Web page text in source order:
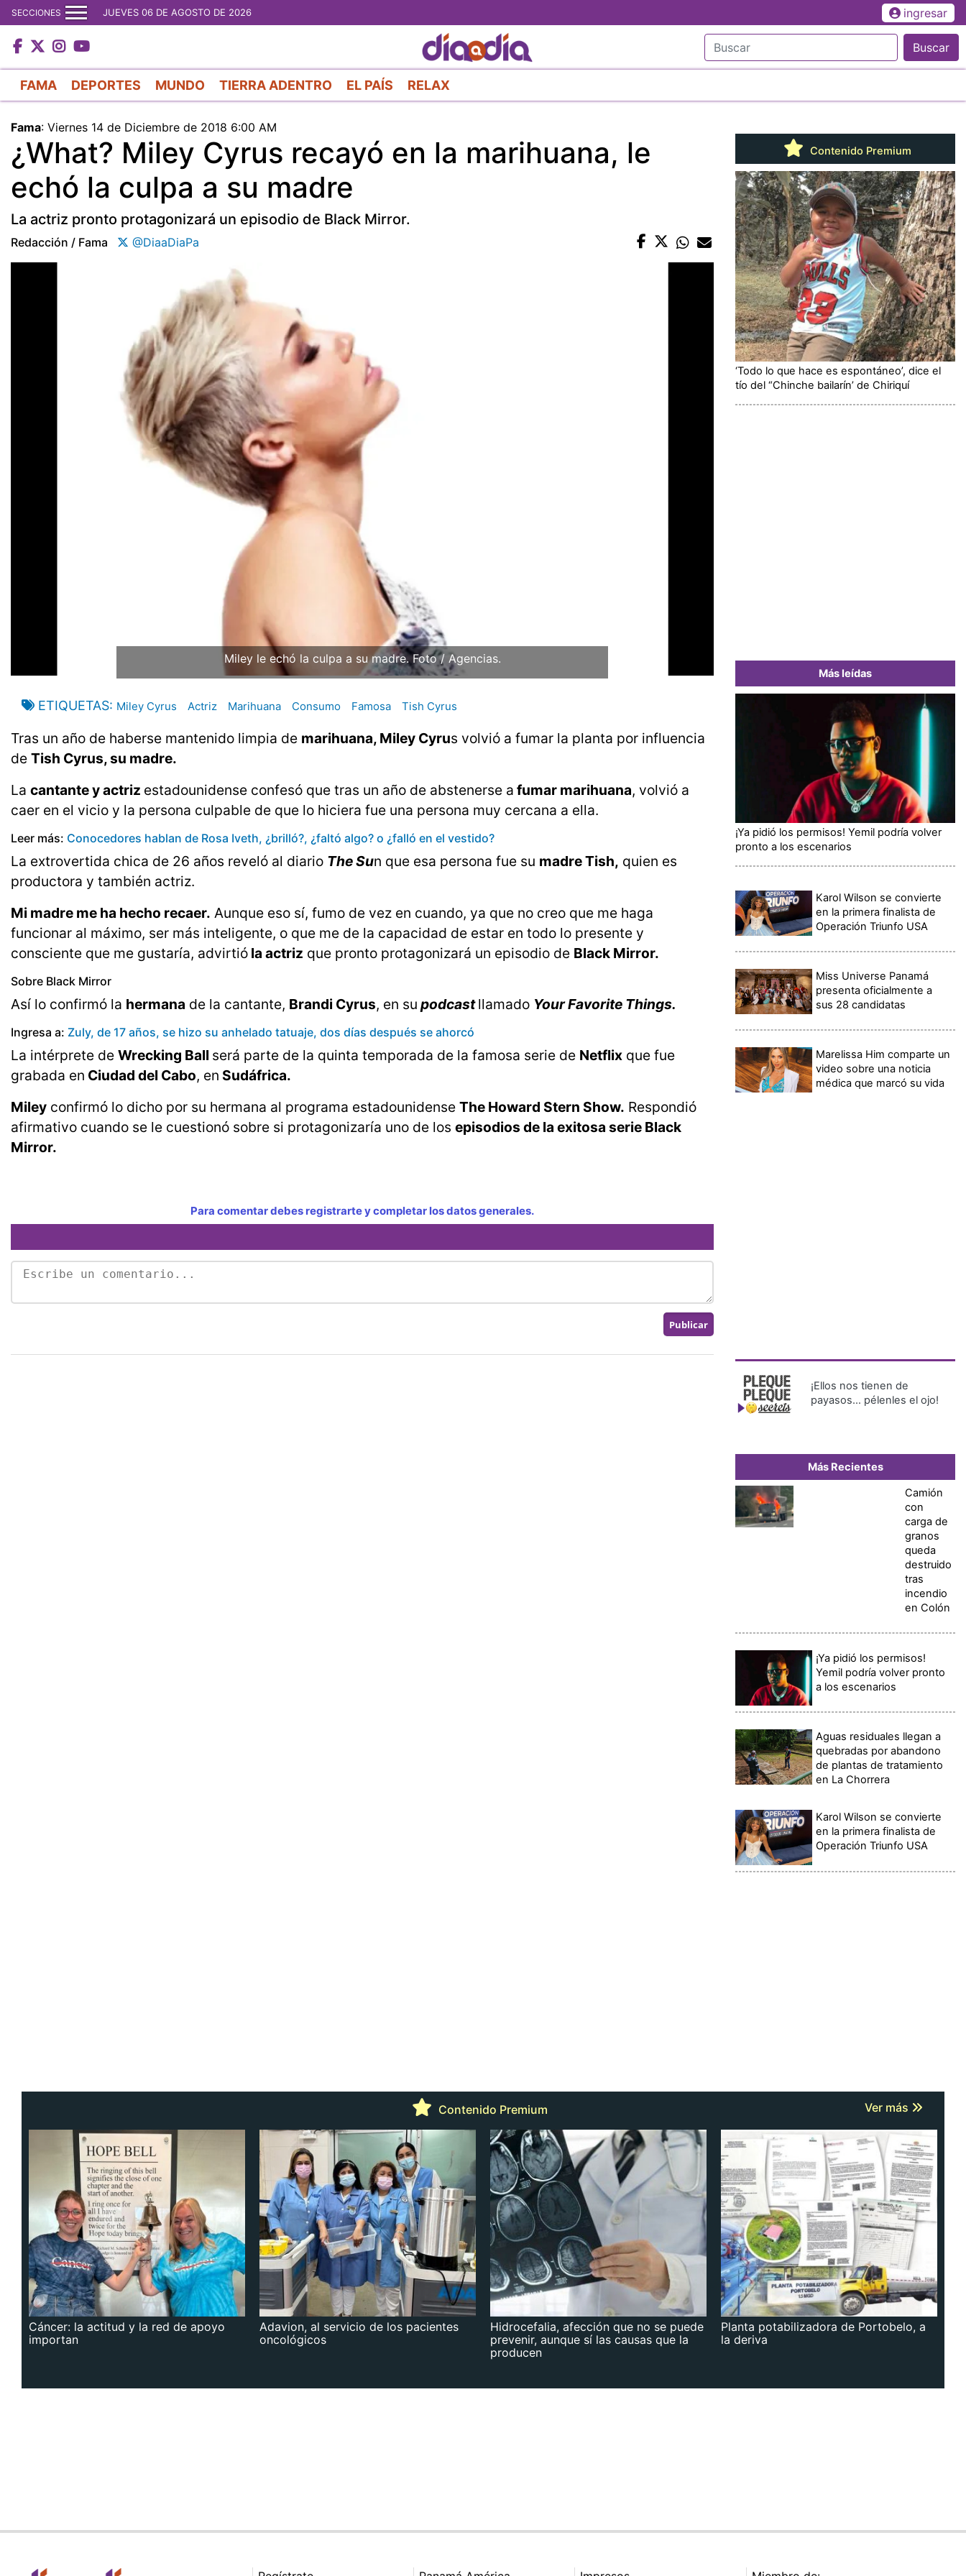
al
contenido
principal
SECCIONES JUEVES 06 DE AGOSTO DE 2026 ingresar
Buscar
FAMA DEPORTES MUNDO TIERRA ADENTRO EL PAÍS RELAX
Fama: Viernes 14 de Diciembre de 2018 6:00 AM
¿What? Miley Cyrus recayó en la marihuana, le
echó la culpa a su madre
La actriz pronto protagonizará un episodio de Black Mirror.
Redacción / Fama @DiaaDiaPa
Miley le echó la culpa a su madre. Foto / Agencias.
ETIQUETAS Miley Cyrus Actriz Marihuana Consumo Famosa Tish Cyrus
Tras un año de haberse mantenido limpia de marihuana, Miley Cyrus volvió a fumar la planta por influencia
de Tish Cyrus, su madre.
La cantante y actriz estadounidense confesó que tras un año de abstenerse a fumar marihuana, volvió a
caer en el vicio y la persona culpable de que lo hiciera fue una persona muy cercana a ella.
Leer más: Conocedores hablan de Rosa Iveth, ¿brilló?, ¿faltó algo? o ¿falló en el vestido?
La extrovertida chica de 26 años reveló al diario The Sun que esa persona fue su madre Tish, quien es
productora y también actriz.
Mi madre me ha hecho recaer. Aunque eso sí, fumo de vez en cuando, ya que no creo que me haga
funcionar al máximo, ser más inteligente, o que me de la capacidad de estar en todo lo presente y
consciente que me gustaría, advirtió la actriz que pronto protagonizará un episodio de Black Mirror.
Sobre Black Mirror
Así lo confirmó la hermana de la cantante, Brandi Cyrus, en su podcastllamado Your Favorite Things.
Ingresa a: Zuly, de 17 años, se hizo su anhelado tatuaje, dos días después se ahorcó
La intérprete de Wrecking Ball será parte de la quinta temporada de la famosa serie de Netflix que fue
grabada en Ciudad del Cabo, en Sudáfrica.
Miley confirmó lo dicho por su hermana al programa estadounidense The Howard Stern Show. Respondió
afirmativo cuando se le cuestionó sobre si protagonizaría uno de los episodios de la exitosa serie Black
Mirror.
Para comentar debes registrarte y completar los datos generales.
Contenido Premium
‘Todo lo que hace es espontáneo’, dice el
tío del “Chinche bailarín’ de Chiriquí
Más leídas
¡Ya pidió los permisos! Yemil podría volver
pronto a los escenarios
Karol Wilson se convierte
en la primera finalista de
Operación Triunfo USA
Miss Universe Panamá
presenta oficialmente a
sus 28 candidatas
Marelissa Him comparte un
video sobre una noticia
médica que marcó su vida
¡Ellos nos tienen de
payasos… pélenles el ojo!
Más Recientes
Camión
con
carga de
granos
queda
destruido
tras
incendio
en Colón
¡Ya pidió los permisos!
Yemil podría volver pronto
a los escenarios
Aguas residuales llegan a
quebradas por abandono
de plantas de tratamiento
en La Chorrera
Karol Wilson se convierte
en la primera finalista de
Operación Triunfo USA
Contenido Premium Ver más
Cáncer: la actitud y la red de apoyo
importan
Adavion, al servicio de los pacientes
oncológicos
Hidrocefalia, afección que no se puede
prevenir, aunque sí las causas que la
producen
Planta potabilizadora de Portobelo, a
la deriva